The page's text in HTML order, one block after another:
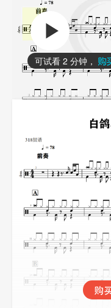
可试看 2 分钟 ，